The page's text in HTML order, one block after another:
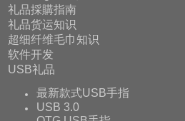
礼品採購指南
礼品货运知识
超细纤维毛巾知识
软件开发
USB礼品
最新款式USB手指
USB 3.0